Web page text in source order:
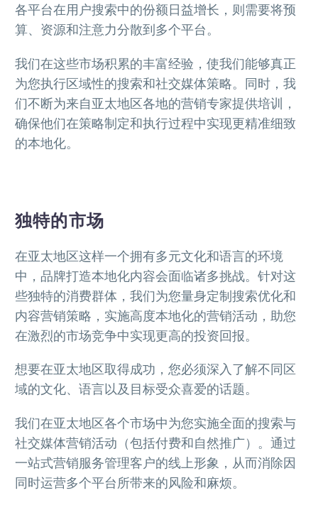
各平台在用户搜索中的份额日益增长，则需要将预
算、资源和注意力分散到多个平台。
我们在这些市场积累的丰富经验，使我们能够真正
为您执行区域性的搜索和社交媒体策略。同时，我
们不断为来自亚太地区各地的营销专家提供培训，
确保他们在策略制定和执行过程中实现更精准细致
的本地化。
独特的市场
在亚太地区这样一个拥有多元文化和语言的环境
中，品牌打造本地化内容会面临诸多挑战。针对这
些独特的消费群体，我们为您量身定制搜索优化和
内容营销策略，实施高度本地化的营销活动，助您
在激烈的市场竞争中实现更高的投资回报。
想要在亚太地区取得成功，您必须深入了解不同区
域的文化、语言以及目标受众喜爱的话题。
我们在亚太地区各个市场中为您实施全面的搜索与
社交媒体营销活动（包括付费和自然推广）。通过
一站式营销服务管理客户的线上形象，从而消除因
同时运营多个平台所带来的风险和麻烦。